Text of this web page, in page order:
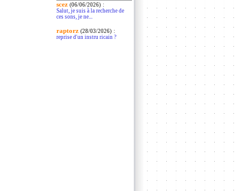
scez (06/06/2026):
Salut, je suis à la recherche de
ces sons, je ne...
raptorz (28/03/2026):
reprise d'un instru ricain ?